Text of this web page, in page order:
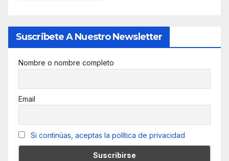
Suscribete A Nuestro Newsletter
Nombre o nombre completo
Email
Si continúas, aceptas la política de privacidad